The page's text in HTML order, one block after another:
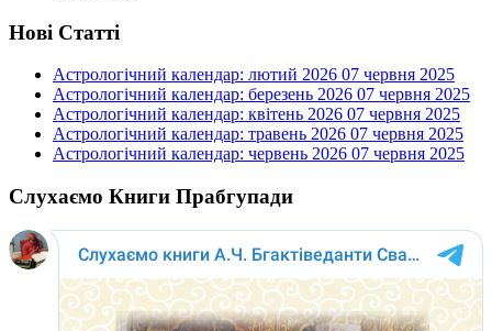
Нові Статті
Астрологічний календар: лютий 2026 07 червня 2025
Астрологічний календар: березень 2026 07 червня 2025
Астрологічний календар: квітень 2026 07 червня 2025
Астрологічний календар: травень 2026 07 червня 2025
Астрологічний календар: червень 2026 07 червня 2025
Слухаємо Книги Прабгупади